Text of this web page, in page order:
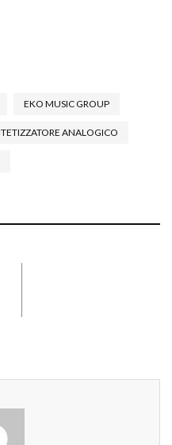
EKO MUSIC GROUP
ANALOGICO